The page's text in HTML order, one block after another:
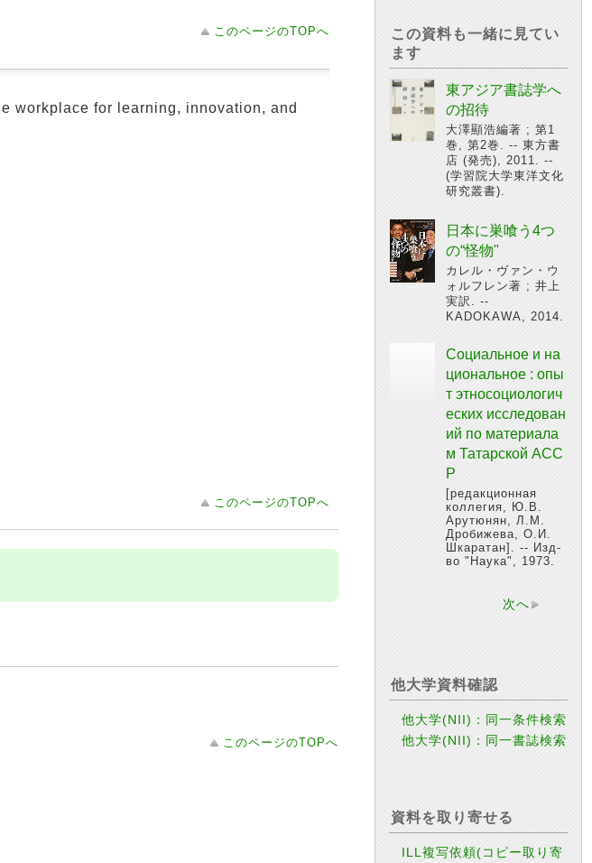
このページのTOPへ
workplace for learning, innovation, and
このページのTOPへ
このページのTOPへ
この資料も一緒に見てい
ます
東アジア書誌学へ
の招待
大澤顯浩編著 ; 第1
巻, 第2巻. -- 東方書
店 (発売), 2011. --
(学習院大学東洋文化
研究叢書).
日本に巣喰う4つ
の“怪物"
カレル・ヴァン・ウ
ォルフレン著 ; 井上
実訳. --
KADOKAWA, 2014.
Социальное и на
циональное : опы
т этносоциологич
еских исследован
ий по материала
м Татарской АСС
Р
[редакционная
коллегия, Ю.В.
Арутюнян, Л.М.
Дробижева, О.И.
Шкаратан]. -- Изд-
во "Наука", 1973.
次へ
他大学資料確認
他大学(NII)：同一条件検索
他大学(NII)：同一書誌検索
資料を取り寄せる
ILL複写依頼(コピー取り寄